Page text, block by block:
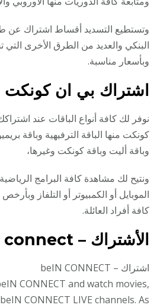
وتستطيع التسديد أقساط اشتراك عن
البنكي والعديد من الطرق الأخرى
وبأسعار مناسبة.
اشتراك بي ان كونكت
نوفر لك كافة أنواع الباقات عند
كونكت منها الباقة الترفيهية وباقة
وباقة أليت وباقة كونكت وغيرها،
ونتيح لك مشاهدة كافة البرامج
الموبايل أو الكمبيوتر أو التلفاز
كافة أفراد العائلة.
الأشتراك – bein connect
اشتراك – beIN CONNECT
CONNECT and watch movies,
CONNECT LIVE channels. As